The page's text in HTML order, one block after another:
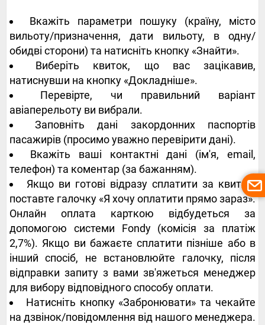
Вкажіть параметри пошуку (країну, місто
вильоту/призначення, дати вильоту, в одну/
обидві сторони) та натисніть кнопку «Знайти».
Виберіть квиток, що вас зацікавив,
натиснувши на кнопку «Докладніше».
Перевірте, чи правильний варіант
авіаперельоту ви вибрали.
Заповніть дані закордонних паспортів
пасажирів (просимо уважно перевірити дані).
Вкажіть ваші контактні дані (ім'я, email,
телефон) та коментар (за бажанням).
Якщо ви готові відразу сплатити за квитки,
поставте галочку «Я хочу оплатити прямо зараз».
Онлайн оплата карткою відбудеться за
допомогою системи Fondy (комісія за платіж
2,7%). Якщо ви бажаєте сплатити пізніше або в
інший спосіб, не встановлюйте галочку, після
відправки запиту з вами зв'яжеться менеджер
для вибору відповідного способу оплати.
Натисніть кнопку «Забронювати» та чекайте
на дзвінок/повідомлення від нашого менеджера.